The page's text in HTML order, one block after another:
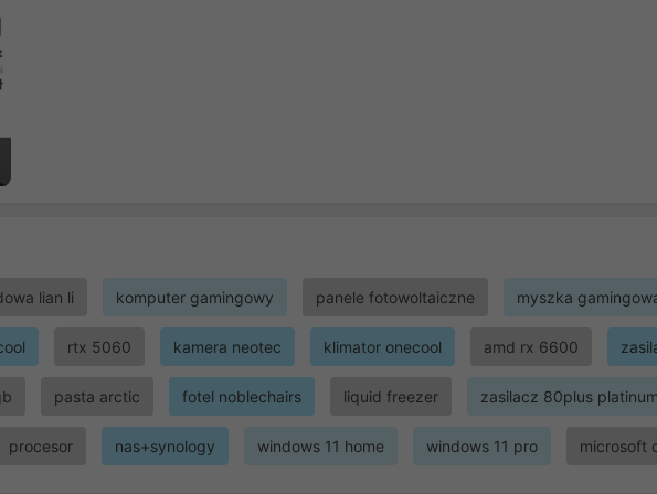
lian li komputer gamingowy panele fotowoltaiczne myszka
rtx 5060 kamera neotec klimator onecool amd rx 6600
pasta arctic fotel noblechairs liquid freezer zasilacz 80plus platinum
procesor nas+synology windows 11 home windows 11 pro microsoft